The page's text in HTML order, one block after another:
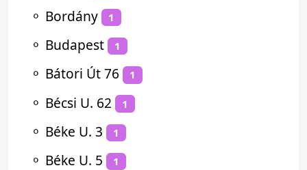
⚬ Bordány 1
⚬ Budapest 1
⚬ Bátori Út 76 1
⚬ Bécsi U. 62 1
⚬ Béke U. 3 1
⚬ Béke U. 5 1